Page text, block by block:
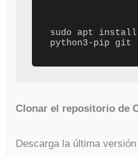
sudo apt install
python3-pip git
Clonar el repositorio de
Descarga la última